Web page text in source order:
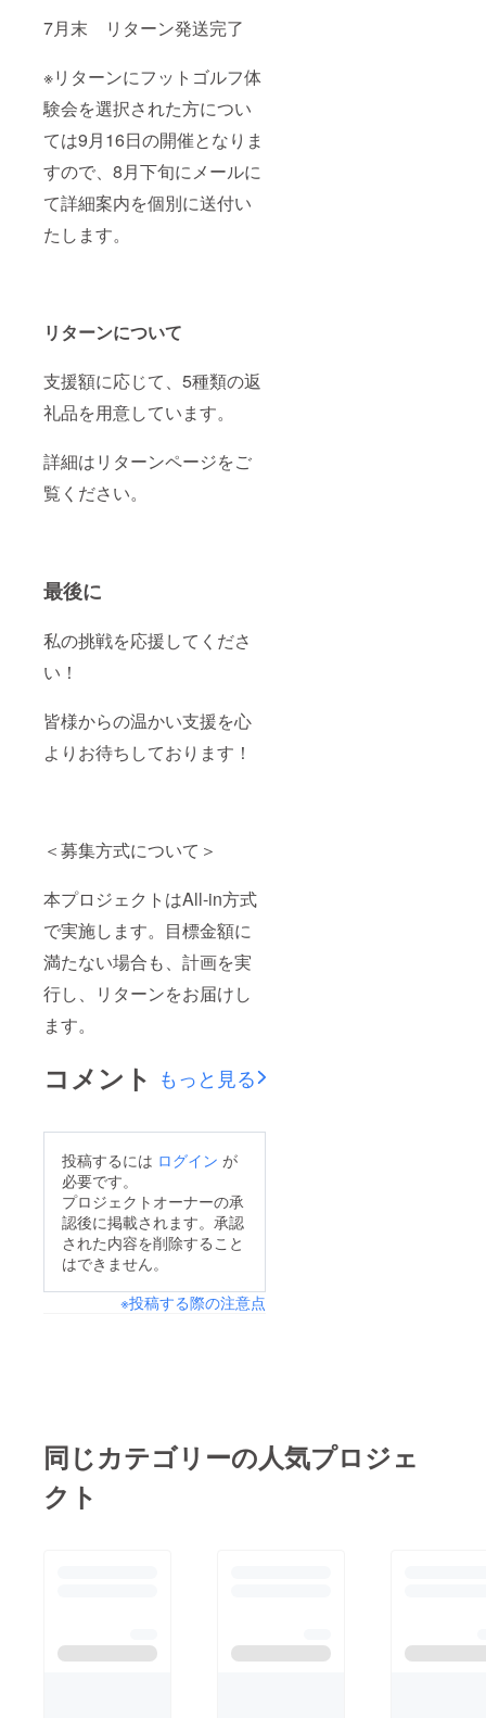
7月末 リターン発送完了
※リターンにフットゴルフ体
験会を選択された方につい
ては9月16日の開催となりま
すので、8月下旬にメールに
て詳細案内を個別に送付い
たします。
リターンについて
支援額に応じて、5種類の返
礼品を用意しています。
詳細はリターンページをご
覧ください。
最後に
私の挑戦を応援してくださ
い！
皆様からの温かい支援を心
よりお待ちしております！
＜募集方式について＞
本プロジェクトはAll-in方式
で実施します。目標金額に
満たない場合も、計画を実
行し、リターンをお届けし
ます。
コメント もっと見る
投稿するには ログイン が
必要です。
プロジェクトオーナーの承
認後に掲載されます。承認
された内容を削除すること
はできません。
※投稿する際の注意点
同じカテゴリーの人気プロジェ
クト